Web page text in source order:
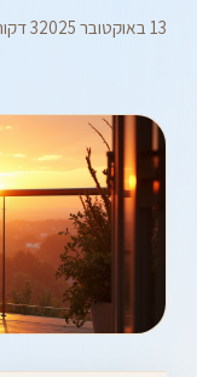
13 באוקטובר 2025 3 דקות קריאה